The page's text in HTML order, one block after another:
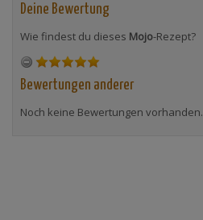
Deine Bewertung
Wie findest du dieses Mojo-Rezept?
Bewertungen anderer
Noch keine Bewertungen vorhanden.